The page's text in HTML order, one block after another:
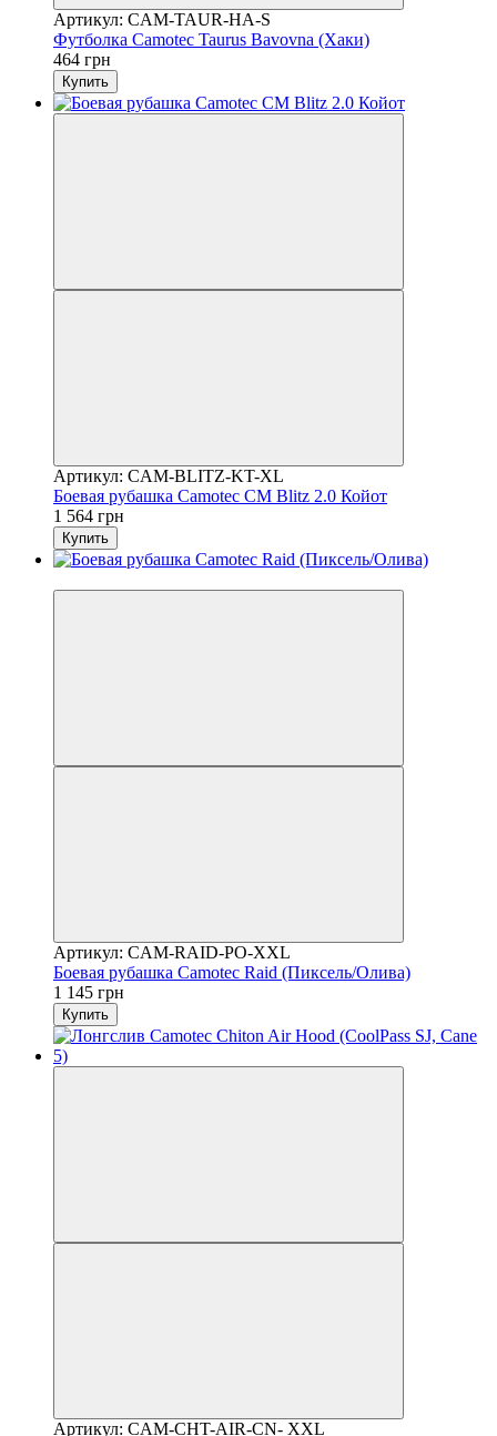
Артикул: CAM-TAUR-HA-S
Футболка Camotec Taurus Bavovna (Хаки)
464 грн
Купить
Артикул: CAM-BLITZ-KT-XL
Боевая рубашка Camotec CM Blitz 2.0 Койот
1 564 грн
Купить
Артикул: CAM-RAID-PO-XXL
Боевая рубашка Camotec Raid (Пиксель/Олива)
1 145 грн
Купить
Артикул: CAM-CHT-AIR-CN- XXL